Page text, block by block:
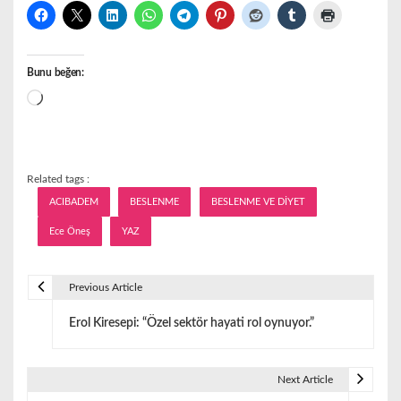
Bunu beğen:
Yükleniyor...
Related tags :
ACIBADEM BESLENME BESLENME VE DİYET
Ece Öneş YAZ
Previous Article
Erol Kiresepi: “Özel sektör hayati rol oynuyor.”
Next Article